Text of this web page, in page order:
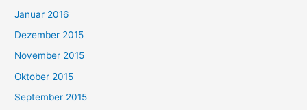
Januar 2016
Dezember 2015
November 2015
Oktober 2015
September 2015